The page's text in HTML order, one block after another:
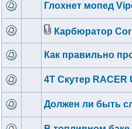
Глохнет мопед
Карбюратор
Как правильно
4Т Скутер
Должен ли быть